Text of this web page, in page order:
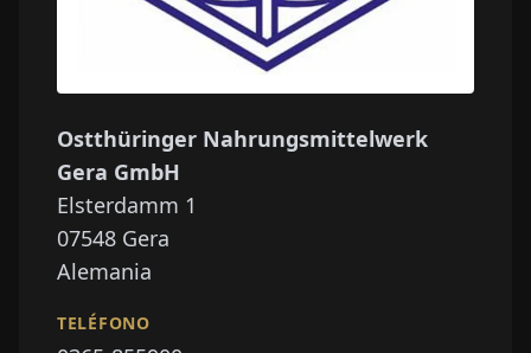
Ostthüringer Nahrungsmittelwerk
Gera GmbH
Elsterdamm 1
07548 Gera
Alemania
TELÉFONO